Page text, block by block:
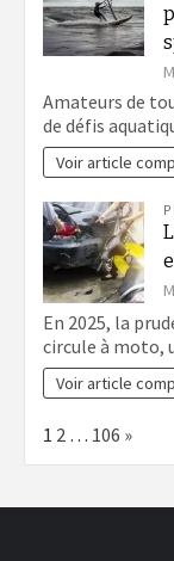
Amateurs de
de défis
Voir article
En 2025, la
circule à moto,
Voir article
Page:
1 2 … 106 Next
»